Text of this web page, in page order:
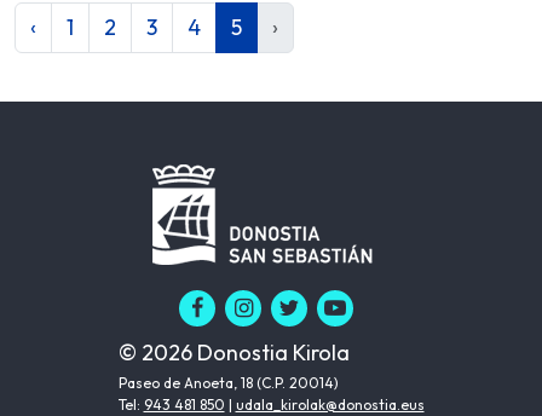
‹ 1 2 3 4 5 ›
© 2026 Donostia Kirola
Paseo de Anoeta, 18 (C.P. 20014)
Tel: 943 481 850 | udala_kirolak@donostia.eus